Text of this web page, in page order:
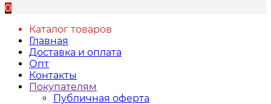
0
Каталог товаров
Главная
Доставка и оплата
Опт
Контакты
Покупателям
Публичная оферта